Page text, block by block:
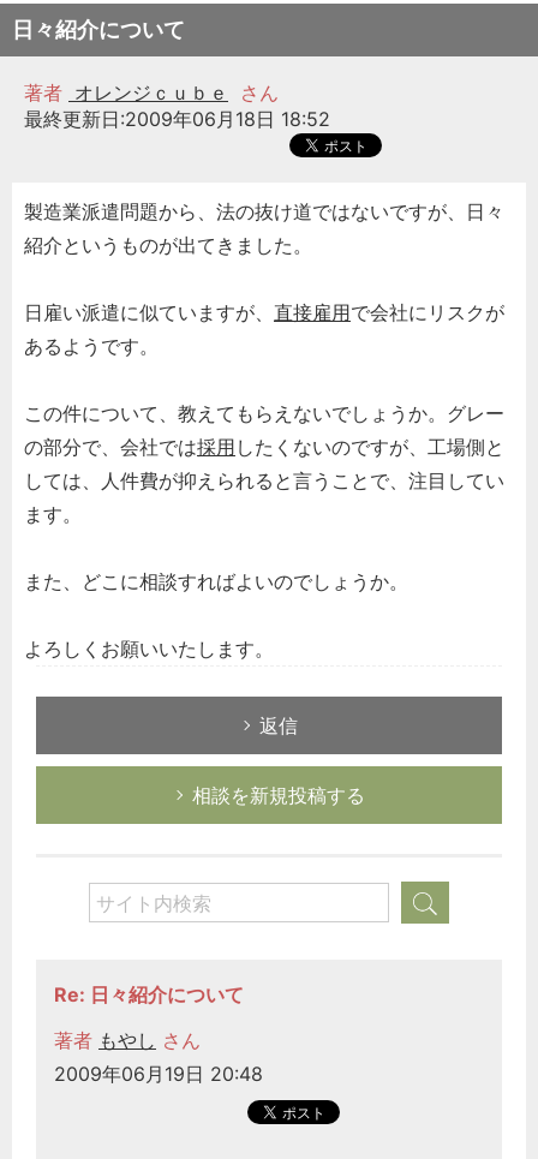
日々紹介について
著者 オレンジｃｕｂｅ
さん
最終更新日:2009年06月18日 18:52
製造業派遣問題から、法の抜け道ではないですが、日々
紹介というものが出てきました。
日雇い派遣に似ていますが、 直接雇用で会社にリスクが
あるようです。
この件について、教えてもらえないでしょうか。グレー
の部分で、会社では採用 したくないのですが、工場側と
しては、人件費が抑えられると言うことで、注目してい
ます。
また、どこに相談すればよいのでしょうか。
よろしくお願いいたします。
返信
相談を新規投稿する
Re: 日々紹介について
著者 もやし さん
2009年06月19日 20:48